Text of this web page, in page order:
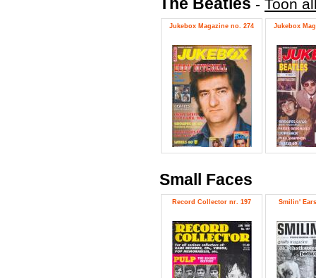
- Toon
Jukebox Magazine no. 274 Jukebox
Small Faces
Record Collector nr. 197 Smilin'